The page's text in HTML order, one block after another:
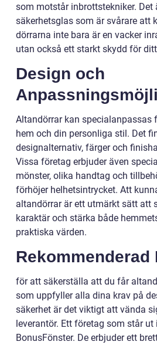
som motstår inbrottstekniker. Det
säkerhetsglas som är svårare att
dörrarna inte bara är en vacker
utan också ett starkt skydd för
Design och
Altandörrar kan specialanpassas
hem och din personliga stil. Det
designalternativ, färger och
Vissa företag erbjuder även
mönster, olika handtag och
förhöjer helhetsintrycket. Att
altandörrar är ett utmärkt sätt att
karaktär och stärka både
praktiska värden.
Rekommenderad
för att säkerställa att du får
som uppfyller alla dina krav på
säkerhet är det viktigt att vända
leverantör. Ett företag som står ut
BonusFönster. De erbjuder ett